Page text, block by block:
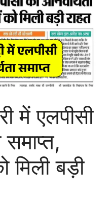
में एलपीसी
समाप्त,
मिली बड़ी